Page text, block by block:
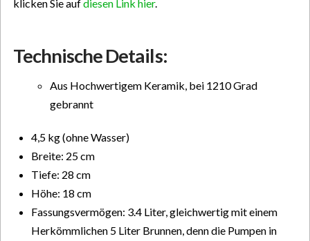
klicken Sie aufdiesen Link hier.
Technische Details:
Aus Hochwertigem Keramik, bei 1210 Grad
gebrannt
4,5 kg (ohne Wasser)
Breite: 25 cm
Tiefe: 28 cm
Höhe: 18 cm
Fassungsvermögen: 3.4 Liter, gleichwertig mit einem
Herkömmlichen 5 Liter Brunnen, denn die Pumpen in